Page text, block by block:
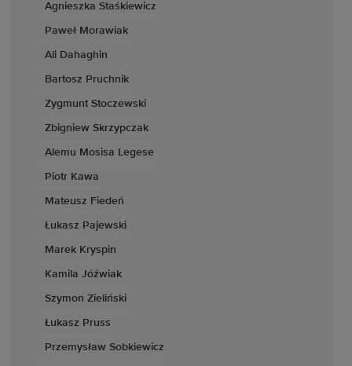
Agnieszka Staśkiewicz
Paweł Morawiak
Ali Dahaghin
Bartosz Pruchnik
Zygmunt Stoczewski
Zbigniew Skrzypczak
Alemu Mosisa Legese
Piotr Kawa
Mateusz Fiedeń
Łukasz Pajewski
Marek Kryspin
Kamila Jóźwiak
Szymon Zieliński
Łukasz Pruss
Przemysław Sobkiewicz